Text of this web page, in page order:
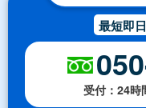
最短即日
受付：24時